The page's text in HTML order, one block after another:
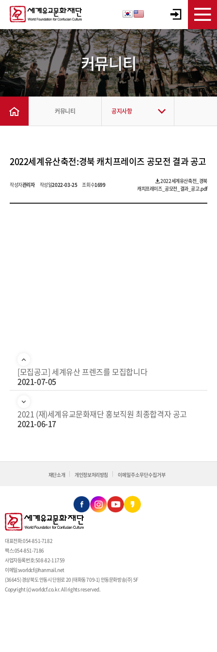
커뮤니티
커뮤니티 공지사항
2022세계유산축전:경북 캐치프레이즈 공모전 결과 공고
작성자관리자 작성일2022-03-25 조회수1699
2022세계유산축전_경북
캐치프레이즈_공모전_결과_공고.pdf
[모집공고] 세계유산 프렌즈를 모집합니다
2021-07-05
2021 (재)세계유교문화재단 홍보직원 최종합격자 공고
2021-06-17
재단소개 개인정보처리방침 이메일주소무단수집거부
대표전화:054-851-7182
팩스:054-851-7186
사업자등록번호:508-82-11759
이메일:worldcf@hanmail.net
(36645) 경상북도 안동시 단원로 20 (태화동 709-1) 안동문화방송(주) 5F
Copyright (c) worldcf.co.kr. All rights reserved.